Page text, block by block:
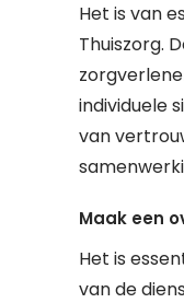
Het is van
Thuiszorg.
individuele
van
Maak een
Het is
van de